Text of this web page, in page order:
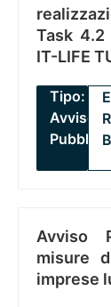
Task 4.2
IT-LIFE
Tipo:
Avviso
Pubblico
Avviso
misure
imprese